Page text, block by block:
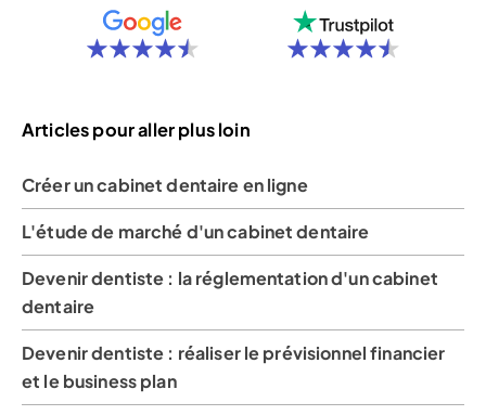
Articles pour aller plus loin
Créer un cabinet dentaire en ligne
L'étude de marché d'un cabinet dentaire
Devenir dentiste : la réglementation d'un cabinet
dentaire
Devenir dentiste : réaliser le prévisionnel financier
et le business plan